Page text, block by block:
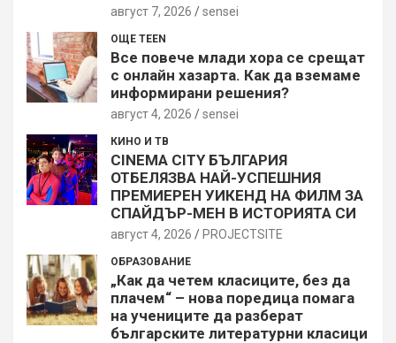
август 7, 2026 sensei
ОЩЕ TEEN
Все повече млади хора се срещат
с онлайн хазарта. Как да вземаме
информирани решения?
август 4, 2026 sensei
КИНО И ТВ
CINEMA CITY БЪЛГАРИЯ
ОТБЕЛЯЗВА НАЙ-УСПЕШНИЯ
ПРЕМИЕРЕН УИКЕНД НА ФИЛМ ЗА
СПАЙДЪР-МЕН В ИСТОРИЯТА СИ
август 4, 2026 PROJECTSITЕ
ОБРАЗОВАНИЕ
„Как да четем класиците, без да
плачем“ – нова поредица помага
на учениците да разберат
българските литературни класици